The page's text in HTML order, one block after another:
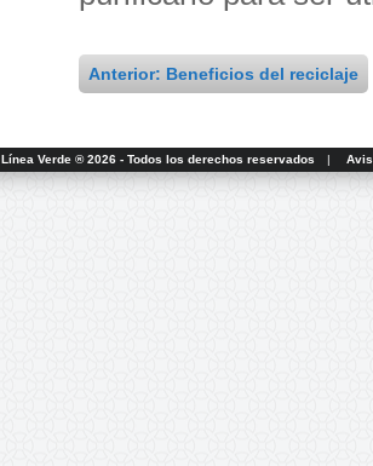
Anterior: Beneficios del reciclaje
Línea Verde ® 2026 - Todos los derechos reservados |